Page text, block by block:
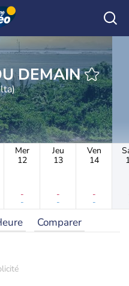
DEMAIN
Mer
12
-
-
Jeu
13
-
-
Ven
14
-
-
Comparer